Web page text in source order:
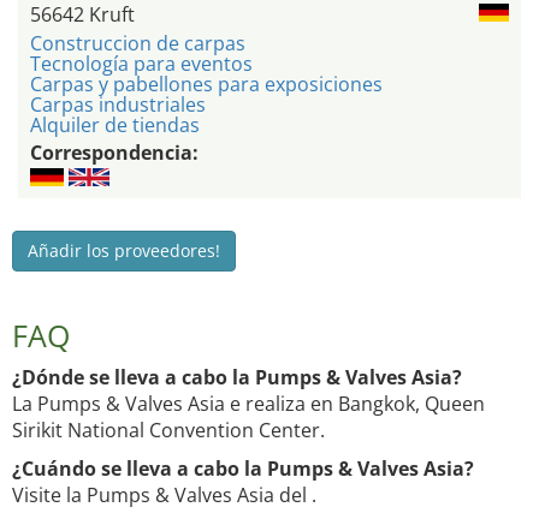
56642 Kruft
Construccion de carpas
Tecnología para eventos
Carpas y pabellones para exposiciones
Carpas industriales
Alquiler de tiendas
Correspondencia:
Añadir los proveedores!
FAQ
¿Dónde se lleva a cabo la Pumps & Valves Asia?
La Pumps & Valves Asia e realiza en Bangkok, Queen
Sirikit National Convention Center.
¿Cuándo se lleva a cabo la Pumps & Valves Asia?
Visite la Pumps & Valves Asia del .